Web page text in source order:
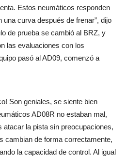
Estos neumáticos responden
una curva después de frenar”, dijo
de prueba se cambió al BRZ, y
las evaluaciones con los
pasó al AD09, comenzó a
Son geniales, se siente bien
AD08R no estaban mal,
atacar la pista sin preocupaciones,
cambian de forma correctamente,
la capacidad de control. Al igual